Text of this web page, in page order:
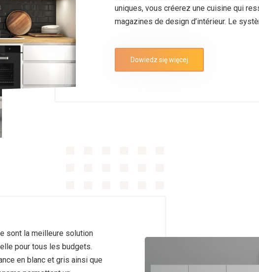
uniques, vous créerez une cuisine qui
magazines de design d’intérieur. Le
Dowiedz się więcej
sont la meilleure solution
pour tous les budgets.
en blanc et gris ainsi que